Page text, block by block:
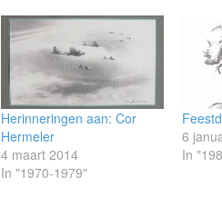
Herinneringen aan: Cor
Hermeler
4 maart 2014
In "1970-1979"
6
In